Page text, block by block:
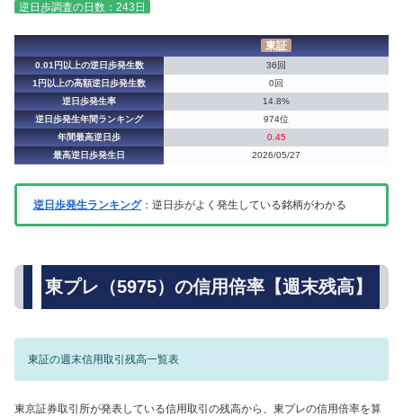
逆日歩調査の日数：243日
東証
0.01円以上の逆日歩発生数
36回
1円以上の高額逆日歩発生数
0回
逆日歩発生率
14.8%
逆日歩発生年間ランキング
974位
年間最高逆日歩
0.45
最高逆日歩発生日
2026/05/27
逆日歩発生ランキング：逆日歩がよく発生している銘柄がわかる
東プレ（5975）の信用倍率【週末残高】
東証の週末信用取引残高一覧表
東京証券取引所が発表している信用取引の残高から、東プレの信用倍率を算